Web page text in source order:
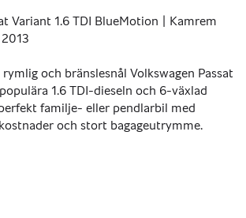
Variant 1.6 TDI BlueMotion | Kamrem
och bränslesnål Volkswagen Passat
1.6 TDI-dieseln och 6-växlad
familje- eller pendlarbil med
och stort bagageutrymme.